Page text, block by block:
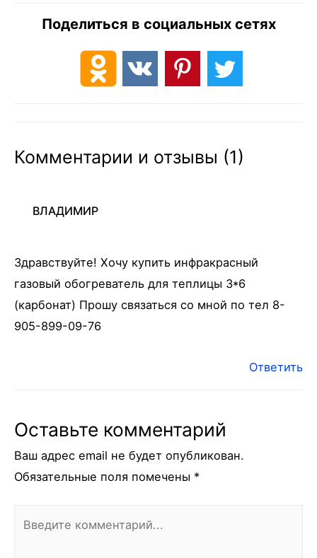
Поделиться в социальных сетях
Комментарии и отзывы (1)
ВЛАДИМИР
Здравствуйте! Хочу купить инфракрасный
газовый обогреватель для теплицы 3*6
(карбонат) Прошу связаться со мной по тел 8-
905-899-09-76
Ответить
Оставьте комментарий
Ваш адрес email не будет опубликован.
Обязательные поля помечены *